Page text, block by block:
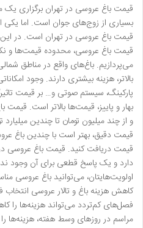
قیمت باغ عروسی در تهران برگزاری یک
بسیاری از زوج‌های جوان است. اما یکی
قیمت باغ عروسی در تهران است. در این
قیمت باغ عروسی، محدوده قیمت‌ها و
می‌پردازیم. باغ‌های واقع در مناطق
بالاتر، هزینه بیشتری دارند. وجود
پارکینگ، سیستم صوتی و… بر قیمت
بهار و پاییز، قیمت‌ها بالاتر است.
و از چند میلیون تومان تا چندین
قیمت دقیق، بهتر است با چندین باغ
قیمت دریافت کنید. قیمت باغ عروسی
دارد و یک پاسخ قطعی برای آن وجود
اولویت‌هایتان، می‌توانید باغ عروسی
کاهش هزینه باغ و تالار عروسی
فصل‌های کم‌تردد می‌تواند هزینه‌ها را
مراسم در روزهای وسط هفته،